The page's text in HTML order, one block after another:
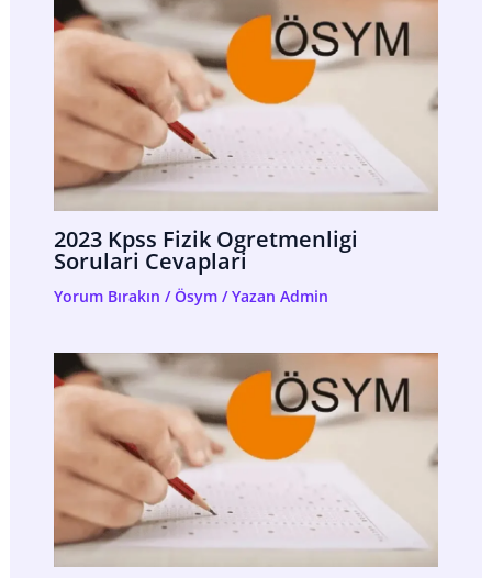
2023 Kpss Fizik Ogretmenligi
Sorulari Cevaplari
Yorum Bırakın /Ösym/ Yazan Admin